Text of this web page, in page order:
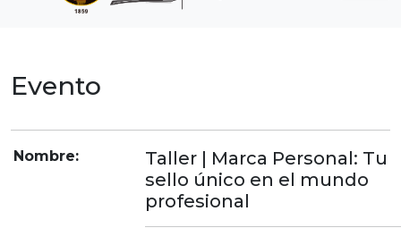
Evento
Nombre:
Taller | Marca Personal: Tu
sello único en el mundo
profesional